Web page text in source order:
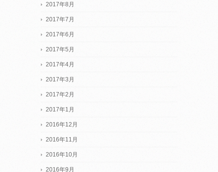
2017年8月
2017年7月
2017年6月
2017年5月
2017年4月
2017年3月
2017年2月
2017年1月
2016年12月
2016年11月
2016年10月
2016年9月